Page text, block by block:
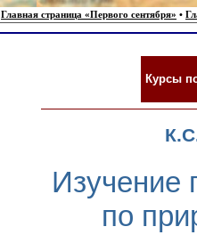
Главная страница «Первого сентября» •
Курсы
Изучение
по